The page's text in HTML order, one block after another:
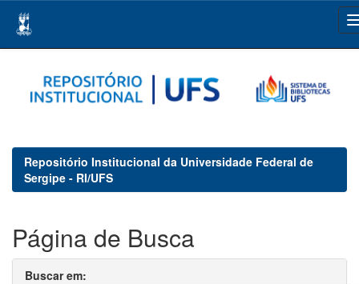
navigation
Repositório Institucional da Universidade Federal de
Sergipe - RI/UFS
Página de Busca
Buscar em: